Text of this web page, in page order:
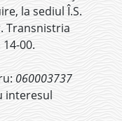
la sediul Î.S.
Transnistria
00.
060003737
interesul